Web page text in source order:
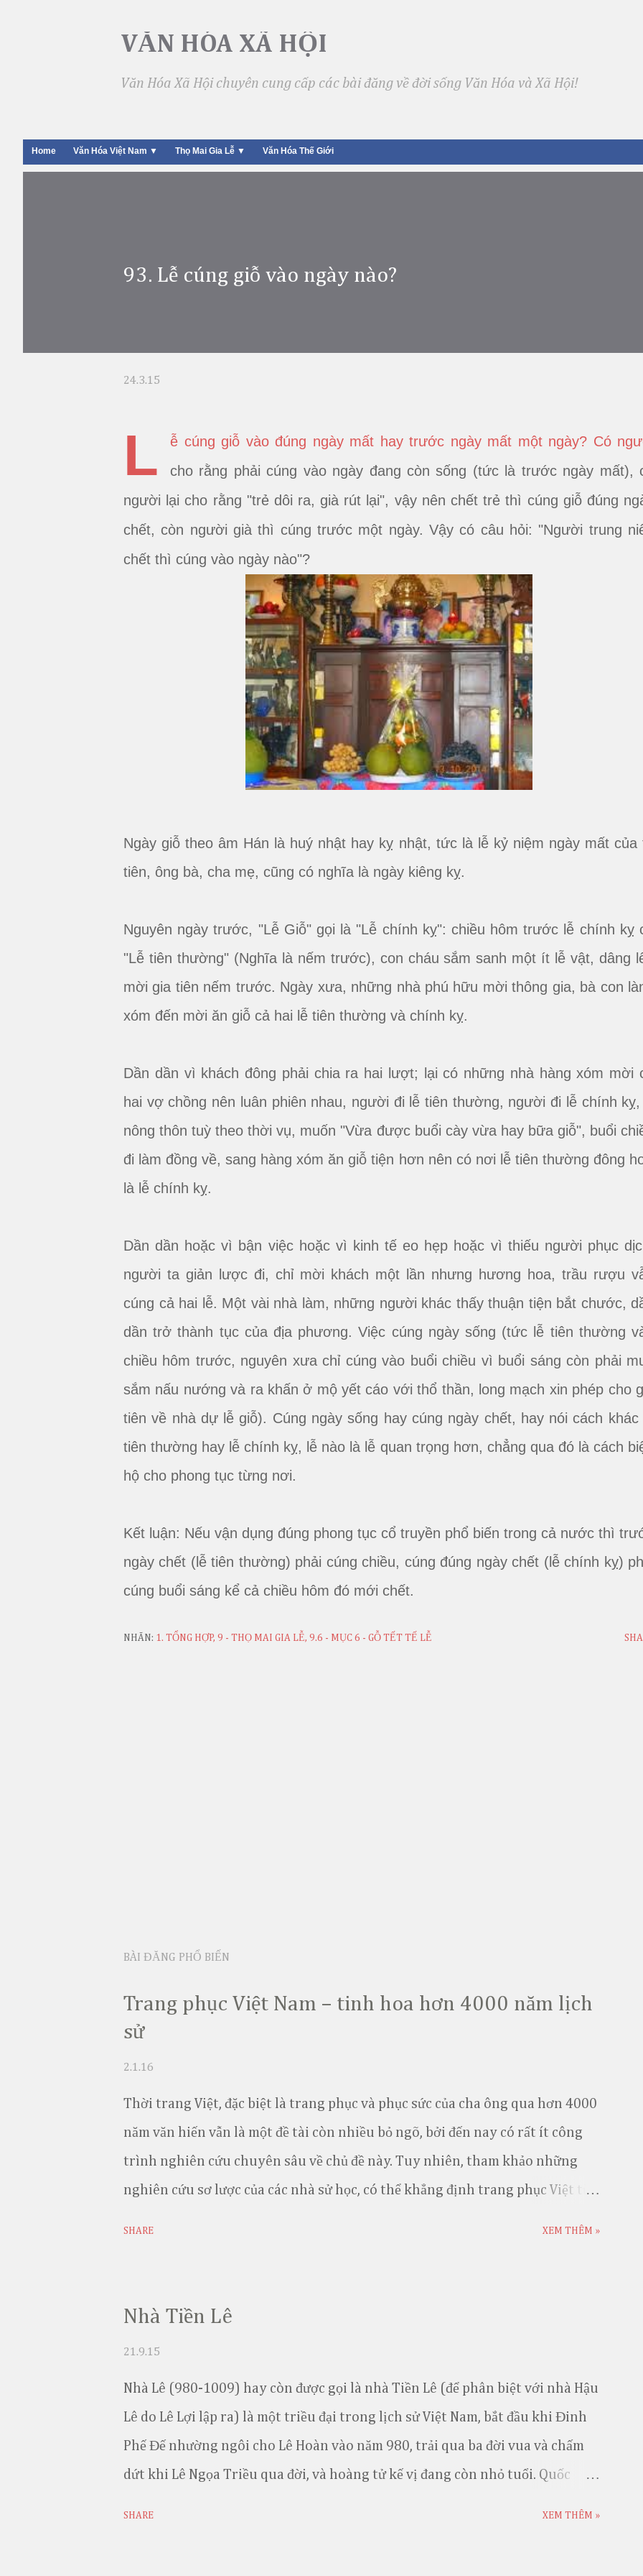
VĂN HÓA XÃ HỘI
Văn Hóa Xã Hội chuyên cung cấp các bài đăng về đời sống Văn Hóa và Xã Hội!
Home Văn Hóa Việt Nam ▼ Thọ Mai Gia Lễ ▼ Văn Hóa Thế Giới
93. Lễ cúng giỗ vào ngày nào?
24.3.15
L
ễ cúng giỗ vào đúng ngày mất hay trước ngày mất một ngày? Có
cho rằng phải cúng vào ngày đang còn sống (tức là trước ngày mất),
người lại cho rằng "trẻ dôi ra, già rút lại", vậy nên chết trẻ thì cúng giỗ đúng
chết, còn người già thì cúng trước một ngày. Vậy có câu hỏi: "Người trung
chết thì cúng vào ngày nào"?
Ngày giỗ theo âm Hán là huý nhật hay kỵ nhật, tức là lễ kỷ niệm ngày mất của
tiên, ông bà, cha mẹ, cũng có nghĩa là ngày kiêng kỵ.
Nguyên ngày trước, "Lễ Giỗ" gọi là "Lễ chính kỵ": chiều hôm trước lễ chính kỵ
"Lễ tiên thường" (Nghĩa là nếm trước), con cháu sắm sanh một ít lễ vật, dâng
mời gia tiên nếm trước. Ngày xưa, những nhà phú hữu mời thông gia, bà con
xóm đến mời ăn giỗ cả hai lễ tiên thường và chính kỵ.
Dần dần vì khách đông phải chia ra hai lượt; lại có những nhà hàng xóm mời
hai vợ chồng nên luân phiên nhau, người đi lễ tiên thường, người đi lễ chính
nông thôn tuỳ theo thời vụ, muốn "Vừa được buổi cày vừa hay bữa giỗ", buổi
đi làm đồng về, sang hàng xóm ăn giỗ tiện hơn nên có nơi lễ tiên thường đông
là lễ chính kỵ.
Dần dần hoặc vì bận việc hoặc vì kinh tế eo hẹp hoặc vì thiếu người phục
người ta giản lược đi, chỉ mời khách một lần nhưng hương hoa, trầu rượu
cúng cả hai lễ. Một vài nhà làm, những người khác thấy thuận tiện bắt chước,
dần trở thành tục của địa phương. Việc cúng ngày sống (tức lễ tiên thường
chiều hôm trước, nguyên xưa chỉ cúng vào buổi chiều vì buổi sáng còn phải
sắm nấu nướng và ra khấn ở mộ yết cáo với thổ thần, long mạch xin phép cho
tiên về nhà dự lễ giỗ). Cúng ngày sống hay cúng ngày chết, hay nói cách khác
tiên thường hay lễ chính kỵ, lễ nào là lễ quan trọng hơn, chẳng qua đó là cách
hộ cho phong tục từng nơi.
Kết luận: Nếu vận dụng đúng phong tục cổ truyền phổ biến trong cả nước thì
ngày chết (lễ tiên thường) phải cúng chiều, cúng đúng ngày chết (lễ chính kỵ)
cúng buổi sáng kể cả chiều hôm đó mới chết.
NHÃN: 1. TỔNG HỢP 9 - THỌ MAI GIA LỄ 9.6 - MỤC 6 - GỖ TẾT TẾ LỄ
BÀI ĐĂNG PHỔ BIẾN
Trang phục Việt Nam – tinh hoa hơn 4000 năm lịch
sử
2.1.16
Thời trang Việt, đặc biệt là trang phục và phục sức của cha ông qua hơn 4000
năm văn hiến vẫn là một đề tài còn nhiều bỏ ngõ, bởi đến nay có rất ít công
trình nghiên cứu chuyên sâu về chủ đề này. Tuy nhiên, tham khảo những
nghiên cứu sơ lược của các nhà sử học, có thể khẳng định trang phục Việt từ
người dân lao động lại thể hiện nét thẩm mỹ độc đáo, là tinh hoa văn hóa dân
SHARE XEM THÊM »
Nhà Tiền Lê
21.9.15
Nhà Lê (980-1009) hay còn được gọi là nhà Tiền Lê (để phân biệt với nhà Hậu
Lê do Lê Lợi lập ra) là một triều đại trong lịch sử Việt Nam, bắt đầu khi Đinh
Phế Đế nhường ngôi cho Lê Hoàn vào năm 980, trải qua ba đời vua và chấm
dứt khi Lê Ngọa Triều qua đời, và hoàng tử kế vị đang còn nhỏ tuổi. Quốc
SHARE XEM THÊM »